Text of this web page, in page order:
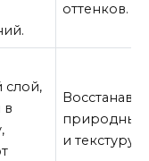
оттенков.
слой,
в
природный
и текстуру.